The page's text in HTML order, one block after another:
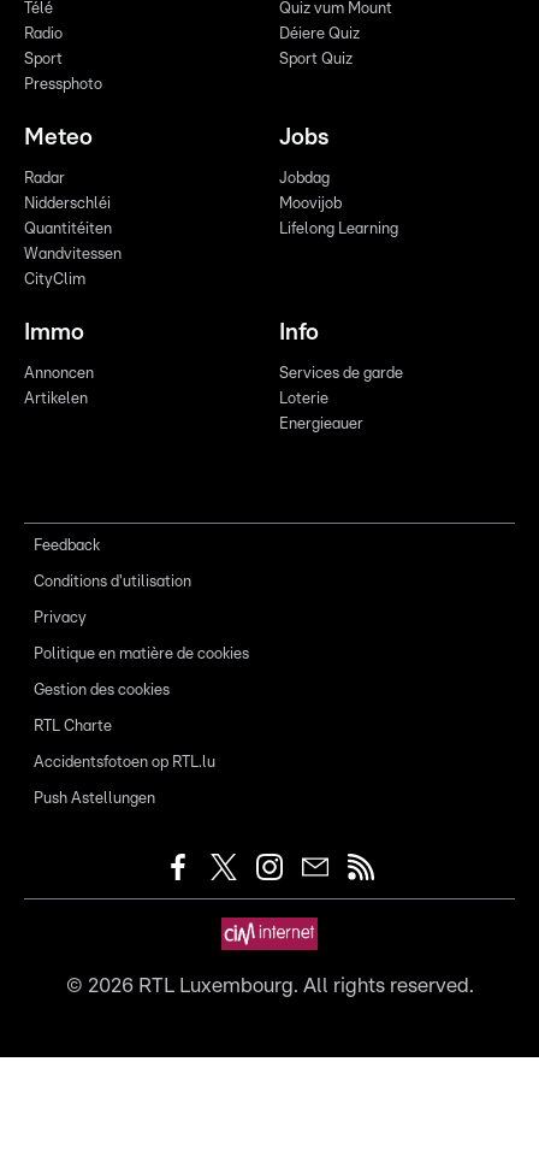
Télé
Radio
Sport
Pressphoto
Quiz vum Mount
Déiere Quiz
Sport Quiz
Meteo
Radar
Nidderschléi
Quantitéiten
Wandvitessen
CityClim
Jobs
Jobdag
Moovijob
Lifelong Learning
Immo
Annoncen
Artikelen
Info
Services de garde
Loterie
Energieauer
Feedback
Conditions d'utilisation
Privacy
Politique en matière de cookies
Gestion des cookies
RTL Charte
Accidentsfotoen op RTL.lu
Push Astellungen
© 2026RTL Luxembourg. All rights reserved.